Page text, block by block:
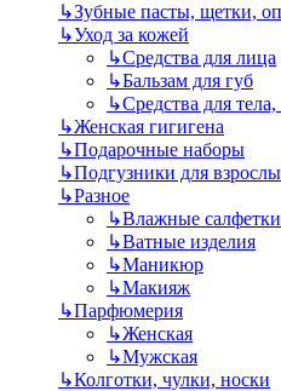
↳Зубные пасты, щетки,
↳Уход за кожей
↳Средства для лица
↳Бальзам для губ
↳Средства для
↳Женская гигигена
↳Подарочные наборы
↳Подгузники для
↳Разное
↳Влажные салфетки
↳Ватные изделия
↳Маникюр
↳Макияж
↳Парфюмерия
↳Женская
↳Мужская
↳Колготки, чулки, носки